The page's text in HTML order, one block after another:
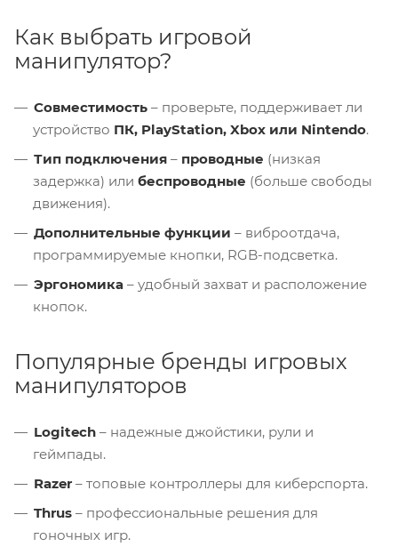
Как выбрать игровой
манипулятор?
Совместимость – проверьте, поддерживает ли
устройство ПК, PlayStation, Xbox или Nintendo.
Тип подключения – проводные (низкая
задержка) или беспроводные (больше свободы
движения).
Дополнительные функции – виброотдача,
программируемые кнопки, RGB-подсветка.
Эргономика – удобный захват и расположение
кнопок.
Популярные бренды игровых
манипуляторов
Logitech – надежные джойстики, рули и
геймпады.
Razer – топовые контроллеры для киберспорта.
Thrus – профессиональные решения для
гоночных игр.